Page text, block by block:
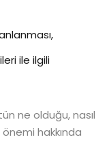
ile ilgili
ne olduğu, nasıl
hakkında